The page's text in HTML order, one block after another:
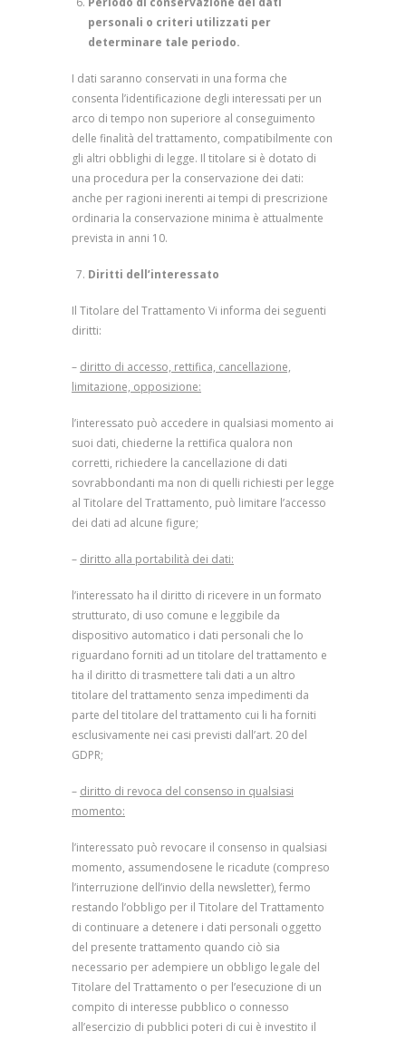
personali o criteri utilizzati per
determinare tale periodo.
I dati saranno conservati in una forma che
consenta l’identificazione degli interessati per un
arco di tempo non superiore al conseguimento
delle finalità del trattamento, compatibilmente con
gli altri obblighi di legge. Il titolare si è dotato di
una procedura per la conservazione dei dati:
anche per ragioni inerenti ai tempi di prescrizione
ordinaria la conservazione minima è attualmente
prevista in anni 10.
Diritti dell’interessato
Il Titolare del Trattamento Vi informa dei seguenti
diritti:
– diritto di accesso, rettifica, cancellazione,
limitazione, opposizione:
l’interessato può accedere in qualsiasi momento ai
suoi dati, chiederne la rettifica qualora non
corretti, richiedere la cancellazione di dati
sovrabbondanti ma non di quelli richiesti per legge
al Titolare del Trattamento, può limitare l’accesso
dei dati ad alcune figure;
– diritto alla portabilità dei dati:
l’interessato ha il diritto di ricevere in un formato
strutturato, di uso comune e leggibile da
dispositivo automatico i dati personali che lo
riguardano forniti ad un titolare del trattamento e
ha il diritto di trasmettere tali dati a un altro
titolare del trattamento senza impedimenti da
parte del titolare del trattamento cui li ha forniti
esclusivamente nei casi previsti dall’art. 20 del
GDPR;
– diritto di revoca del consenso in qualsiasi
momento:
l’interessato può revocare il consenso in qualsiasi
momento, assumendosene le ricadute (compreso
l’interruzione dell’invio della newsletter), fermo
restando l’obbligo per il Titolare del Trattamento
di continuare a detenere i dati personali oggetto
del presente trattamento quando ciò sia
necessario per adempiere un obbligo legale del
Titolare del Trattamento o per l’esecuzione di un
compito di interesse pubblico o connesso
all’esercizio di pubblici poteri di cui è investito il